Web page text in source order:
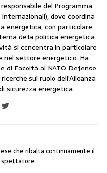
del Programma
dove coordina
energetica, con particolare
della politica energetica
si concentra in particolare
nel settore energetico. Ha
di Facoltà al NATO Defense
sul ruolo dell’Alleanza
sicurezza energetica.
che ribalta continuamente il
spettatore